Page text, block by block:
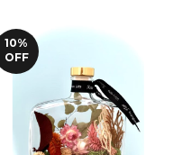
10%
OFF